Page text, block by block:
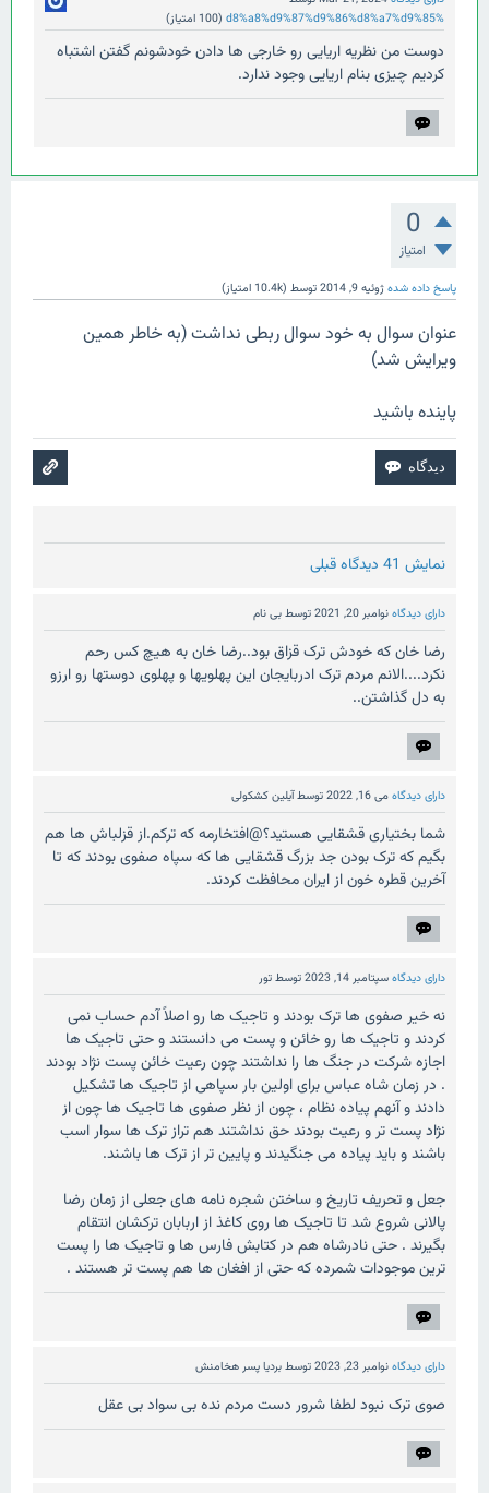
%d8%a8%d9%87%d9%86%d8%a7%d9%85
(
100 امتیاز)
دوست من نظریه اریایی رو خارجی ها دادن خودشونم گفتن اشتباه
کردیم چیزی بنام اریایی وجود ندارد.
0
امتیاز
پاسخ داده شدهژوئیه 9, 2014 توسط (
10.4k امتیاز)
عنوان سوال به خود سوال ربطی نداشت (به خاطر همین
ویرایش شد)
پاینده باشید
نمایش 41 دیدگاه قبلی
دارای دیدگاهنوامبر 20, 2021 توسطبی نام
رضا خان که خودش ترک قزاق بود..رضا خان به هیچ کس رحم
نکرد....الانم مردم ترک ادربایجان این پهلویها و پهلوی دوستها رو ارزو
به دل گذاشتن..
دارای دیدگاهمی 16, 2022 توسطآیلین کشکولی
شما بختیاری قشقایی هستید؟@افتخارمه که ترکم.از قزلباش ها هم
بگیم که ترک بودن جد بزرگ قشقایی ها که سپاه صفوی بودند که تا
آخرین قطره خون از ایران محافظت کردند.
دارای دیدگاهسپتامبر 14, 2023 توسطتور
نه خیر صفوی ها ترک بودند و تاجیک ها رو اصلاً آدم حساب نمی
کردند و تاجیک ها رو خائن و پست می دانستند و حتی تاجیک ها
اجازه شرکت در جنگ ها را نداشتند چون رعیت خائن پست نژاد بودند
. در زمان شاه عباس برای اولین بار سپاهی از تاجیک ها تشکیل
دادند و آنهم پیاده نظام ، چون از نظر صفوی ها تاجیک ها چون از
نژاد پست تر و رعیت بودند حق نداشتند هم تراز ترک ها سوار اسب
باشند و باید پیاده می جنگیدند و پایین تر از ترک ها باشند.
جعل و تحریف تاریخ و ساختن شجره نامه های جعلی از زمان رضا
پالانی شروع شد تا تاجیک ها روی کاغذ از اربابان ترکشان انتقام
بگیرند . حتی نادرشاه هم در کتابش فارس ها و تاجیک ها را پست
ترین موجودات شمرده که حتی از افغان ها هم پست تر هستند .
دارای دیدگاهنوامبر 23, 2023 توسطبردیا پسر هخامنش
صوی ترک نبود لطفا شرور دست مردم نده بی سواد بی عقل